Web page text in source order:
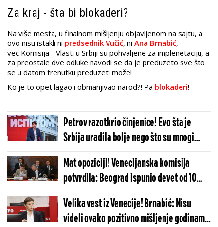
Za kraj - šta bi blokaderi?
Na više mesta, u finalnom mišljenju objavljenom na sajtu, a
ovo nisu istakli ni predsednik Vučić, ni Ana Brnabić,
već Komisija - Vlasti u Srbiji su pohvaljene za implenetaciju, a
za preostale dve odluke navodi se da je preduzeto sve što
se u datom trenutku preduzeti može!
Ko je to opet lagao i obmanjivao narod?! Pa blokaderi!
Petrov razotkrio činjenice! Evo šta je
Srbija uradila bolje nego što su mnogi
očekivali (FOTO)
Mat opoziciji! Venecijanska komisija
potvrdila: Beograd ispunio devet od 10
preporuka iz aprila!
Velika vest iz Venecije! Brnabić: Nisu
videli ovako pozitivno mišljenje godinama